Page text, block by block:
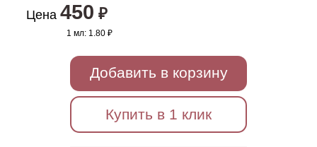
Цена 450 ₽
1 мл:1.80 ₽
Добавить в корзину
Купить в 1 клик